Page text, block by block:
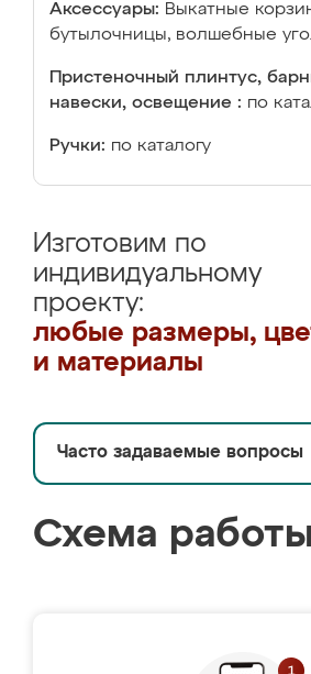
Аксессуары: Выкатные
бутылочницы, волшебные
Пристеночный плинтус,
навески, освещение : по
Ручки: по каталогу
Изготовим по
индивидуальному
проекту:
любые размеры,
и материалы
Часто задаваемые вопросы
Схема работы